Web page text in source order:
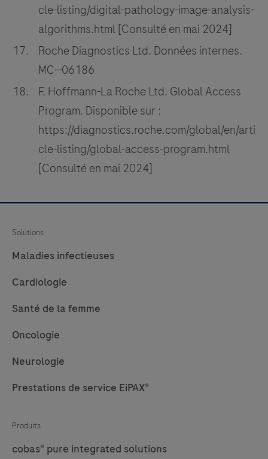
cle-listing/digital-pathology-image-analysis-
algorithms.html [Consulté en mai 2024]
Roche Diagnostics Ltd. Données internes.
MC--06186
F. Hoffmann-La Roche Ltd. Global Access
Program. Disponible sur :
https://diagnostics.roche.com/global/en/arti
cle-listing/global-access-program.html
[Consulté en mai 2024]
Solutions
Maladies infectieuses
Cardiologie
Santé de la femme
Oncologie
Neurologie
Prestations de service EiPAX®
Produits
cobas® pure integrated solutions